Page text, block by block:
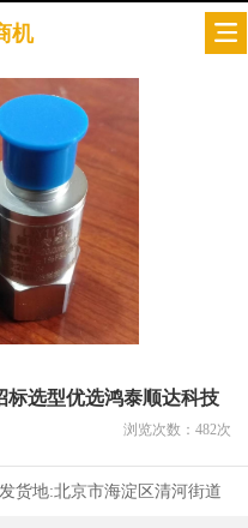
机
标选型优选鸿泰顺达科技
浏览次数： 482次
发货地:北京市海淀区清河街道